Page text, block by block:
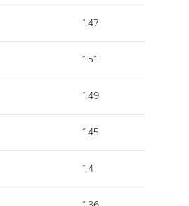
1.47
1.51
1.49
1.45
1.4